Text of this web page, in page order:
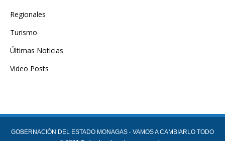
Regionales
Turismo
Últimas Noticias
Video Posts
GOBERNACIÓN DEL ESTADO MONAGAS - VAMOS A CAMBIARLO TODO